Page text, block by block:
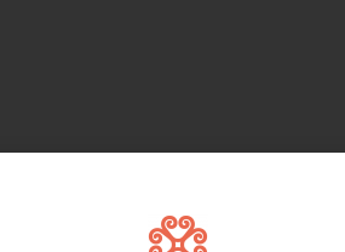
animé par Cencio Attelli